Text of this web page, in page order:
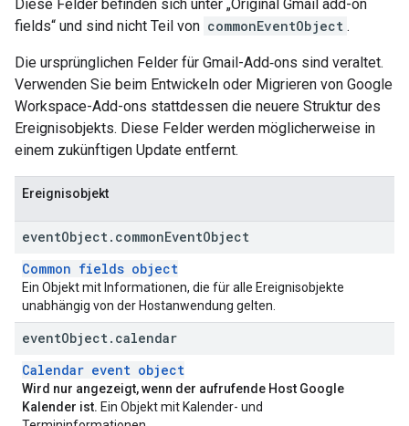
Diese Felder befinden sich unter „Original Gmail add-on
fields“ und sind nicht Teil von commonEventObject .
Die ursprünglichen Felder für Gmail-Add‑ons sind veraltet.
Verwenden Sie beim Entwickeln oder Migrieren von Google
Workspace-Add-ons stattdessen die neuere Struktur des
Ereignisobjekts. Diese Felder werden möglicherweise in
einem zukünftigen Update entfernt.
Ereignisobjekt
eventObject. commonEventObject
Common fields object
Ein Objekt mit Informationen, die für alle Ereignisobjekte
unabhängig von der Hostanwendung gelten.
eventObject. calendar
Calendar event object
Wird nur angezeigt, wenn der aufrufende Host Google
Kalender ist. Ein Objekt mit Kalender- und